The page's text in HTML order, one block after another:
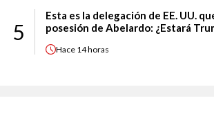
5
Esta es la delegación de EE. UU.
posesión de Abelardo: ¿Estará
Hace 14 horas